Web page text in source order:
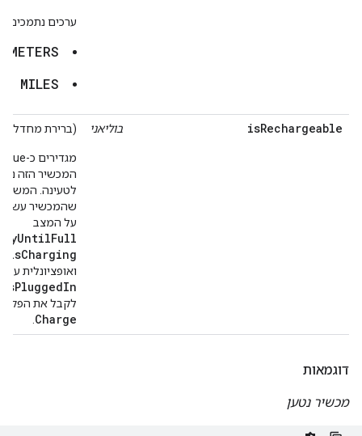
ערכים נתמכים:
MILES
isRechargeable בוליאני (ברירת מחדל:
המכשיר הזה
לטעינה.
שהמכשיר עשוי
על המצב
isCharging
ואופציונלית
isPluggedIn
לקבל את
Charge
דוגמאות
מכשיר נטען